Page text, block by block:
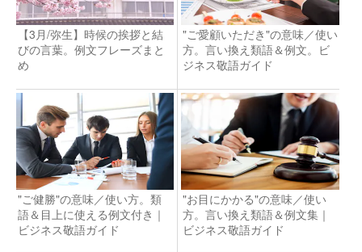
【3月/弥生】時候の挨拶と結
びの言葉。例文フレーズまと
め
"ご愛顧いただき"の意味／使い
方。言い換え類語＆例文。ビ
ジネス敬語ガイド
"ご健勝"の意味／使い方。類
語＆目上に使える例文付き｜
ビジネス敬語ガイド
"お目にかかる"の意味／使い
方。言い換え類語＆例文集｜
ビジネス敬語ガイド